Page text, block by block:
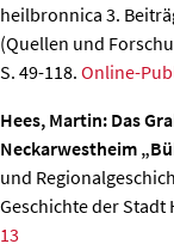
heilbronnica 3.
(Quellen und
S. 49-118. Online-
Hees, Martin: Das
Neckarwestheim
und
Geschichte der Stadt
13